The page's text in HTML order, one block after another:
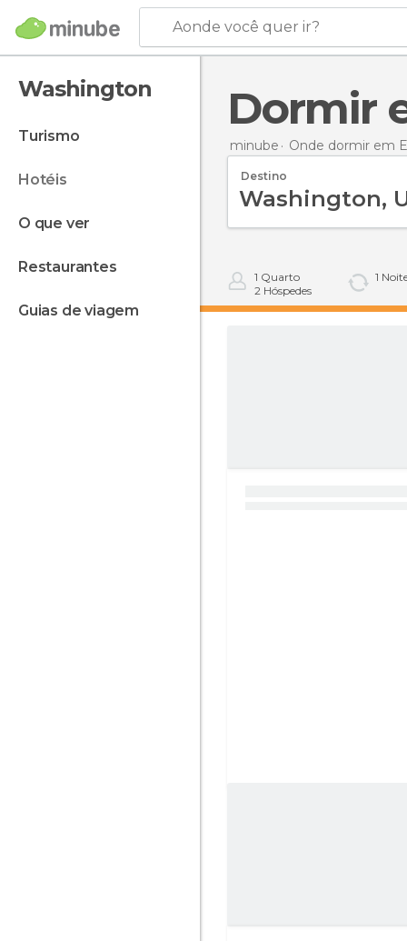
Aonde você quer ir?
Washington
turismo
hotéis
o que ver
restaurantes
guias de viagem
minube Onde dormir em
Destino
1 Quarto
2 Hóspedes
1